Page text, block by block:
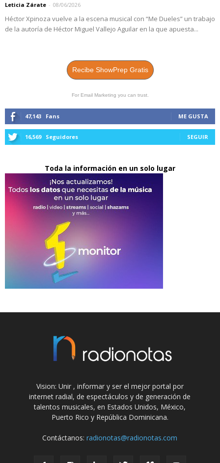
Leticia Zárate - 08/06/2026
Héctor Xpinoza vuelve a la escena musical con “Me Dueles” un trabajo
de la autoría de Héctor Miguel Vallejo Aguilar en la que apuesta...
Recibe ShowPrep Gratis
For Email Marketing you can trust.
47,143 Fans ME GUSTA
16,569 Seguidores SEGUIR
Toda la información en un solo lugar
Vision: Unir , informar y ser el mejor portal por
internet radial, de espectáculos y de generación de
talentos musicales, en Estados Unidos, México,
Puerto Rico y República Dominicana.
Contáctanos:radionotas@radionotas.com